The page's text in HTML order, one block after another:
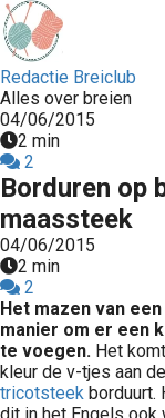
Redactie Breiclub
Alles over breien
04/06/2015
2 min
2
Borduren op
maassteek
04/06/2015
2 min
2
Het mazen van
manier om er een
te voegen. Het
kleur de v-tjes aan
tricotsteek borduurt.